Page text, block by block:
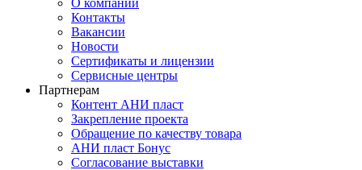
О компании
Контакты
Вакансии
Новости
Сертификаты и лицензии
Сервисные центры
Партнерам
Контент АНИ пласт
Закрепление проекта
Обращение по качеству товара
АНИ пласт Бонус
Согласование выставки